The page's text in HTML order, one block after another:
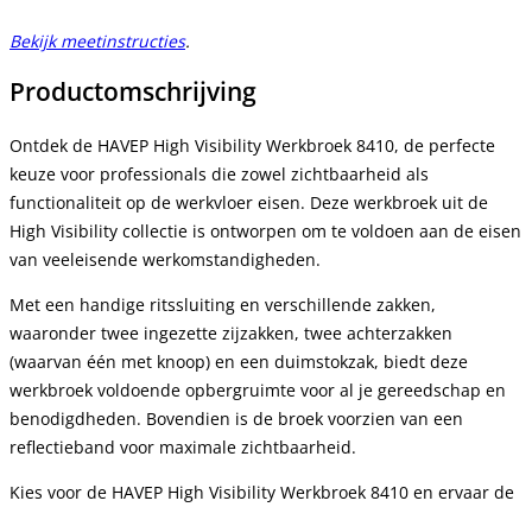
Bekijk meetinstructies.
Productomschrijving
Ontdek de HAVEP High Visibility Werkbroek 8410, de perfecte
keuze voor professionals die zowel zichtbaarheid als
functionaliteit op de werkvloer eisen. Deze werkbroek uit de
High Visibility collectie is ontworpen om te voldoen aan de eisen
van veeleisende werkomstandigheden.
Met een handige ritssluiting en verschillende zakken,
waaronder twee ingezette zijzakken, twee achterzakken
(waarvan één met knoop) en een duimstokzak, biedt deze
werkbroek voldoende opbergruimte voor al je gereedschap en
benodigdheden. Bovendien is de broek voorzien van een
reflectieband voor maximale zichtbaarheid.
Kies voor de HAVEP High Visibility Werkbroek 8410 en ervaar de